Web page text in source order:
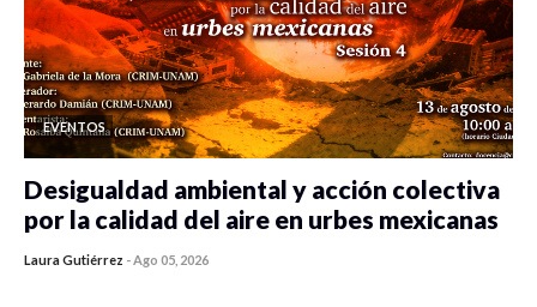
EVENTOS
Desigualdad ambiental y acción colectiva
por la calidad del aire en urbes mexicanas
Laura Gutiérrez - Ago 05, 2026